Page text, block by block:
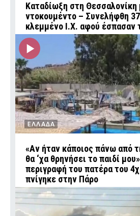
Καταδίωξη στη Θεσσαλονίκη
ντοκουμέντο – Συνελήφθη
κλεμμένο Ι.Χ. αφού έσπασαν
ΕΛΛΑΔΑ
«Αν ήταν κάποιος πάνω από
θα ‘χα θρηνήσει το παιδί
περιγραφή του πατέρα του
πνίγηκε στην Πάρο